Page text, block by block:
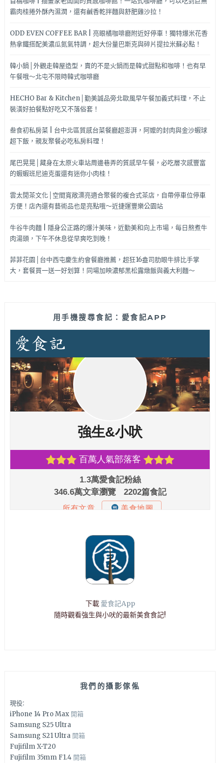
霸肉桂捲外酥內濕潤，還有鹹香乾拌麵與舒肥雞沙拉！
ODD EVEN COFFEE BAR | 亮眼橘咖啡廳附近好停車！獨特爆米花香
熱拿鐵搭配美濃瓜氮氣特調，超大份量巴斯克與碎片提拉米蘇必點！
韓小鍋│外觀走韓屋造型，賣的不是火鍋而是韓式甜點和咖啡！也有早
午餐哦～北屯不限時韓式咖啡廳
HECHO Bar & Kitchen│勤美誠品旁北歐風早午餐加義式料理，不止
裝潢好拍餐點好吃又不落俗套！
叁食初私房菜 | 台中北區質感台菜餐廳超澎湃，阿嬤的封肉與金沙蝦球
超下飯，親友聚餐必吃私房料理！
尾巴晃晃│藏身在太原火車站周邊巷弄的質感早午餐，必吃層次感豐富
的蝦蝦班尼迪克蛋還有迷你小肉桂！
雲太閒茶文化│空間寬敞漂亮適合聚餐的複合式茶店，自帶停車位停車
方便！店內還有藝術品也是亮點哦～近捷運豐樂公園站
牛谷牛肉麵 | 隱身公正路的爆汁美味，近勤美和向上市場，每日熬煮牛
肉湯頭，下午不休息從早爽吃到晚！
菲菲花園│台中西屯慶生約會餐廳推薦，超狂16盎司肋眼牛排比手掌
大，套餐買一送一好划算！同場加映濃郁黑松露燉飯與義大利麵～
用手機搜尋食記：愛食記APP
下載 愛食記App
隨時觀看強生與小吠的最新美食食記!
我們的攝影傢俬
現役:
iPhone 14 Pro Max 開箱
Samsung S25 Ultra
Samsung S21 Ultra 開箱
Fujifilm X-T20
Fujifilm 35mm F1.4 開箱